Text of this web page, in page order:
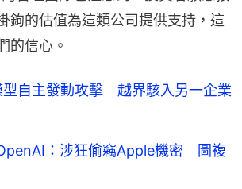
鉤的估值為這類公司提供支持，這
的信心。
型自主發動攻擊 越界駭入另一企業
：涉狂偷竊Apple機密 圖複